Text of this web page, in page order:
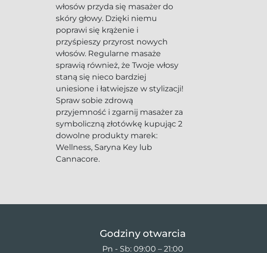
włosów przyda się masażer do
skóry głowy. Dzięki niemu
poprawi się krążenie i
przyśpieszy przyrost nowych
włosów. Regularne masaże
sprawią również, że Twoje włosy
staną się nieco bardziej
uniesione i łatwiejsze w stylizacji!
Spraw sobie zdrową
przyjemność i zgarnij masażer za
symboliczną złotówkę kupując 2
dowolne produkty marek:
Wellness, Saryna Key lub
Cannacore.
Godziny otwarcia
Pn - Sb: 09:00 – 21:00